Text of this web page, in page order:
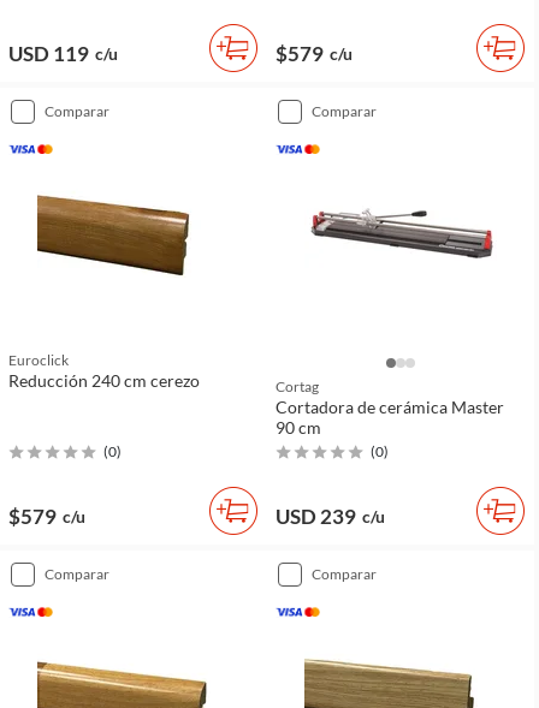
USD 119 c/u $579 c/u
comparar
Euroclick
Reducción 240 cm cerezo
(0)
$579 c/u
comparar
Cortag
Cortadora de cerámica Master
90 cm
(0)
USD 239 c/u
comparar comparar